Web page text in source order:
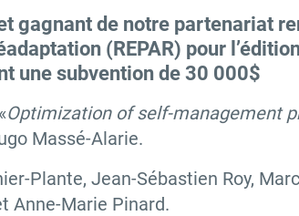
gagnant de notre partenariat
(REPAR) pour
une subvention de 30 000$
Optimization of self-management
Massé-Alarie.
Plante, Jean-Sébastien Roy,
Anne-Marie Pinard.